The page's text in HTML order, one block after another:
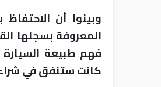
وبينوا أن
المعروفة بسجلها
فهم طبيعة السيارة
كانت ستنفق في